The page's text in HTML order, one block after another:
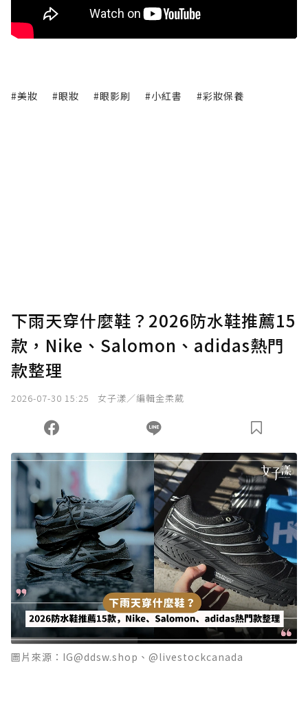
#美妝 #眼妝 #眼影刷 #小紅書 #彩妝保養
下雨天穿什麼鞋？2026防水鞋推薦15
款，Nike、Salomon、adidas熱門
款整理
2026-07-30 15:25 女子漾／編輯金柔葳
圖片來源：IG@ddsw.shop、@livestockcanada